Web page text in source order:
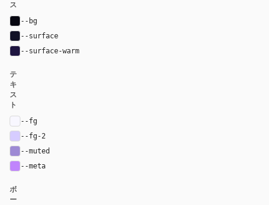
ス
--bg
--surface
--surface-warm
テ
キ
ス
ト
--fg
--fg-2
--muted
--meta
ボ
ー